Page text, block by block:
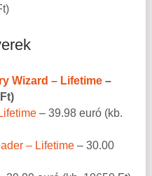
Wizard – Lifetime –
– 39.98 euró (kb.
– Lifetime – 30.00